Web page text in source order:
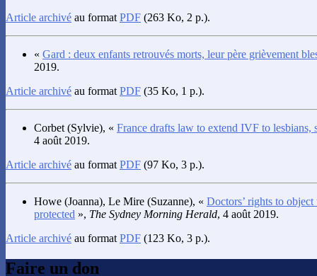
Article archivé au format PDF (263 Ko, 2 p.).
« Gard : deux enfants retrouvés morts, leur père grièvement
2019.
Article archivé au format PDF (35 Ko, 1 p.).
Corbet (Sylvie), « France drafts law to extend IVF to lesbians,
4 août 2019.
Article archivé au format PDF (97 Ko, 3 p.).
Howe (Joanna), Le Mire (Suzanne), « Doctors’ rights to
protected », The Sydney Morning Herald, 4 août 2019.
Article archivé au format PDF (123 Ko, 3 p.).
Faire un don